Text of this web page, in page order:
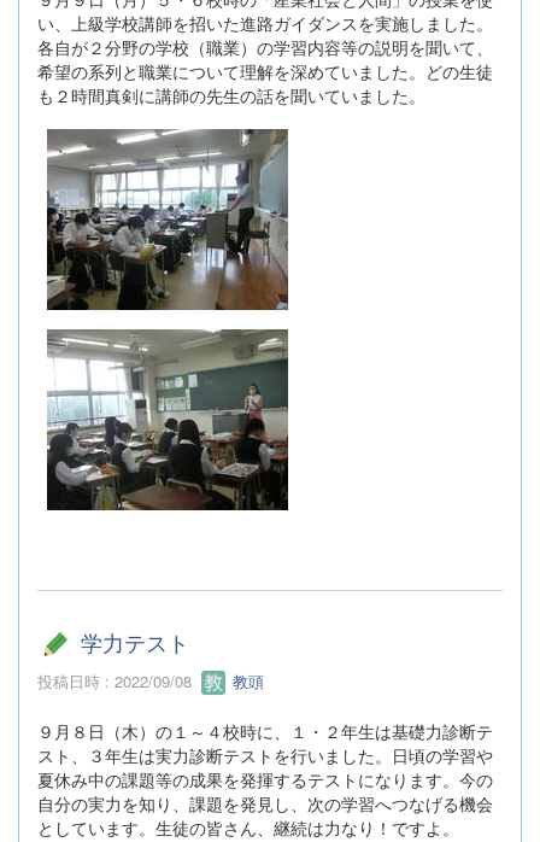
い、上級学校講師を招いた進路ガイダンスを実施しました。
各自が２分野の学校（職業）の学習内容等の説明を聞いて、
希望の系列と職業について理解を深めていました。どの生徒
も２時間真剣に講師の先生の話を聞いていました。
学力テスト
投稿日時 : 2022/09/08 教頭
９月８日（木）の１～４校時に、１・２年生は基礎力診断テ
スト、３年生は実力診断テストを行いました。日頃の学習や
夏休み中の課題等の成果を発揮するテストになります。今の
自分の実力を知り、課題を発見し、次の学習へつなげる機会
としています。生徒の皆さん、継続は力なり！ですよ。